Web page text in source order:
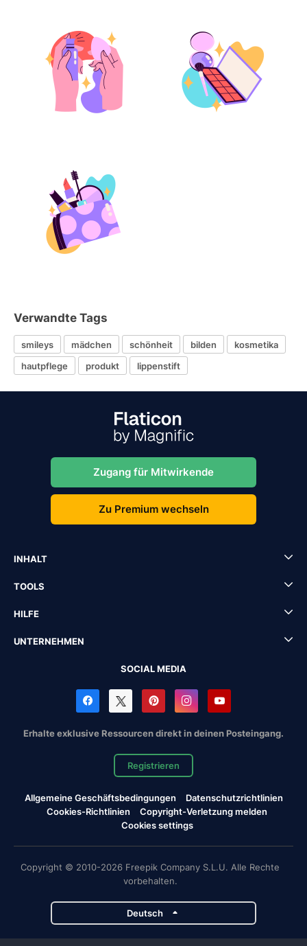
Verwandte Tags
smileys mädchen schönheit bilden
kosmetika
hautpflege
produkt lippenstift
Zugang für Mitwirkende
Zu Premium wechseln
INHALT
TOOLS
HILFE
UNTERNEHMEN
SOCIAL MEDIA
Erhalte exklusive Ressourcen direkt in deinen Posteingang.
Registrieren
Allgemeine Geschäftsbedingungen
Datenschutzrichtlinien
Cookies-Richtlinien
Copyright-Verletzung melden
Cookies settings
Copyright © 2010-2026 Freepik Company S.L.U. Alle Rechte
vorbehalten.
Deutsch